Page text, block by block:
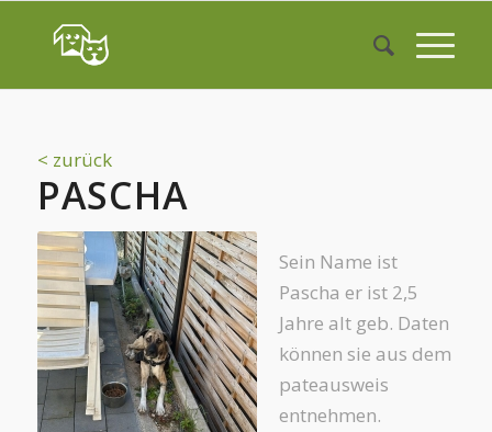
< zurück
PASCHA
Sein Name ist
Pascha er ist 2,5
Jahre alt geb. Daten
können sie aus dem
pateausweis
entnehmen.